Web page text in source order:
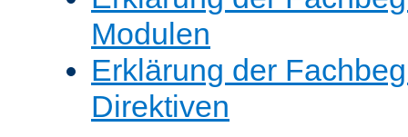
Modulen
Erklärung der
Direktiven